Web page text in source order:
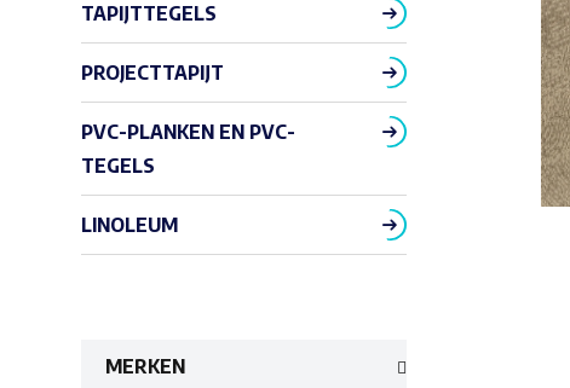
TAPIJTTEGELS
PROJECTTAPIJT
PVC-PLANKEN EN PVC-
TEGELS
LINOLEUM
MERKEN